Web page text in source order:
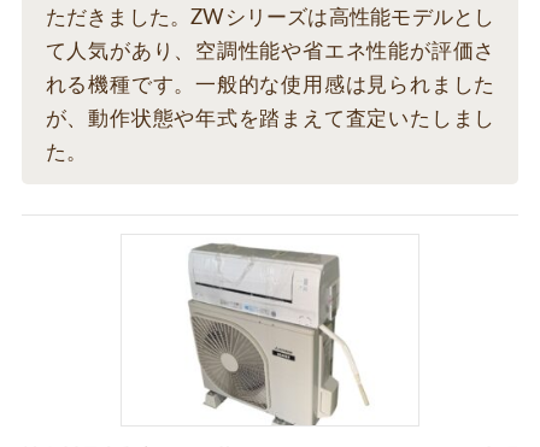
ただきました。ZWシリーズは高性能モデルとし
て人気があり、空調性能や省エネ性能が評価さ
れる機種です。一般的な使用感は見られました
が、動作状態や年式を踏まえて査定いたしまし
た。